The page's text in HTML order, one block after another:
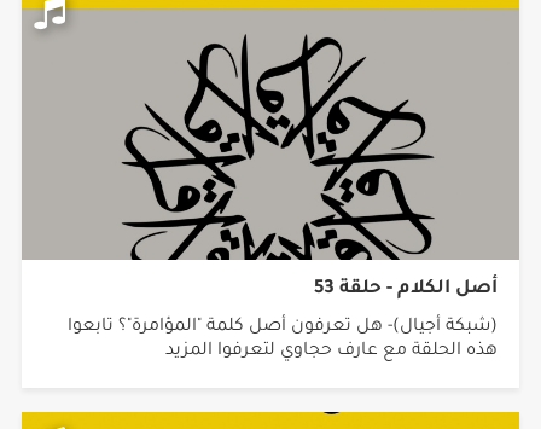
أصل الكلام - حلقة 53
(شبكة أجيال)- هل تعرفون أصل كلمة "المؤامرة"؟ تابعوا
هذه الحلقة مع عارف حجاوي لتعرفوا المزيد